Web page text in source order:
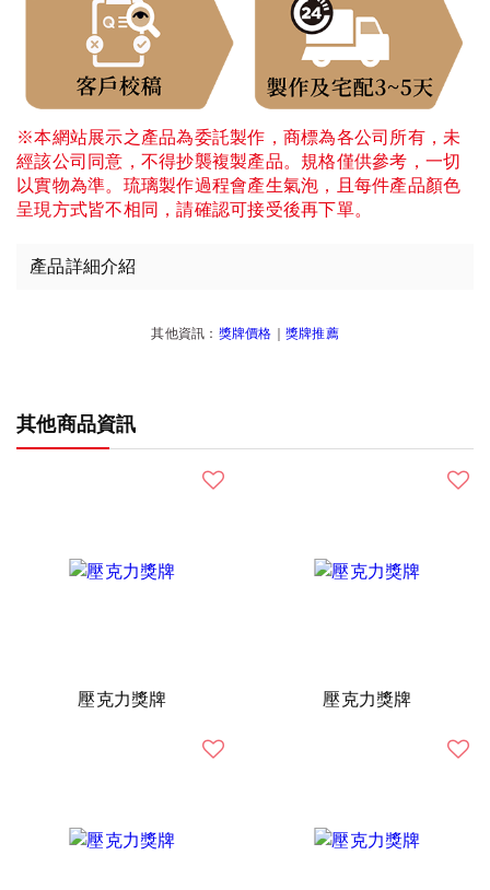
※本網站展示之產品為委託製作，商標為各公司所有，未
經該公司同意，不得抄襲複製產品。規格僅供參考，一切
以實物為準。琉璃製作過程會產生氣泡，且每件產品顏色
呈現方式皆不相同，請確認可接受後再下單。
產品詳細介紹
其他資訊： 獎牌價格 獎牌推薦
其他商品資訊
壓克力獎牌 壓克力獎牌